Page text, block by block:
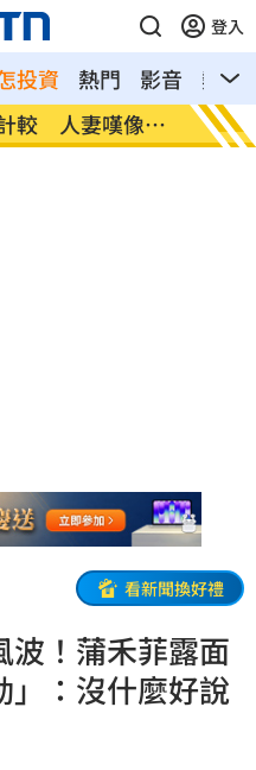
登入
投資 熱門 影音
熱搜
氣象署發豪雨特
南電
看新聞換好禮
波！蒲禾菲露面
」：沒什麼好說